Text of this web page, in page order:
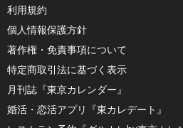
利用規約
個人情報保護方針
著作権・免責事項について
特定商取引法に基づく表示
月刊誌『東京カレンダー』
婚活・恋活アプリ『東カレデート』